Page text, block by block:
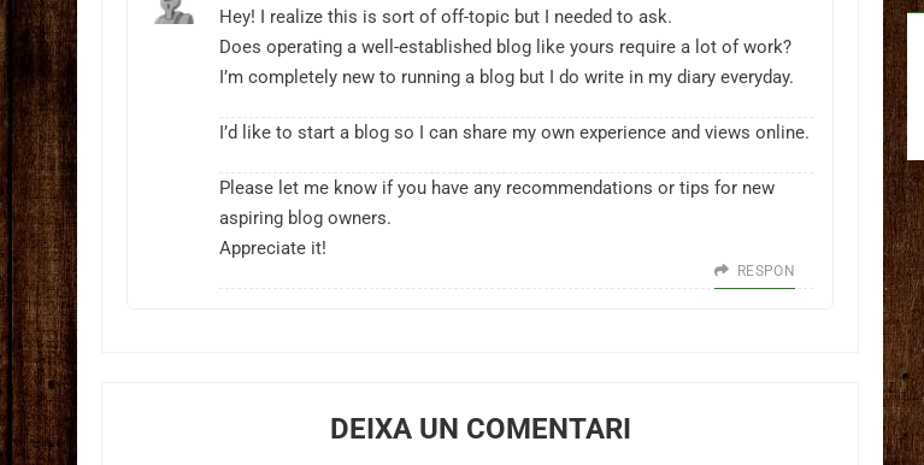
Hey! I realize this is sort of off-topic but I needed to ask.
Does operating a well-established blog like yours require a lot of work?
I’m completely new to running a blog but I do write in my diary everyday.
I’d like to start a blog so I can share my own experience and views online.
Please let me know if you have any recommendations or tips for new
aspiring blog owners.
Appreciate it!
RESPON
DEIXA UN COMENTARI